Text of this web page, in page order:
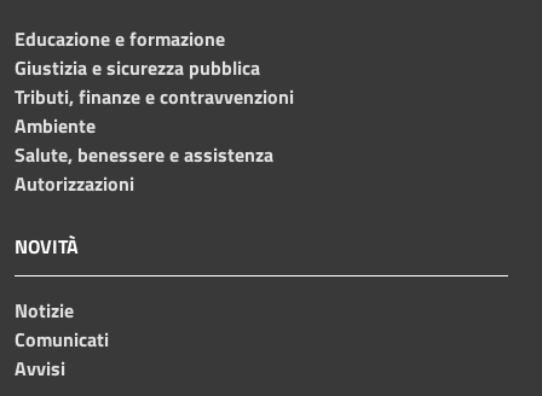
Educazione e formazione
Giustizia e sicurezza pubblica
Tributi, finanze e contravvenzioni
Ambiente
Salute, benessere e assistenza
Autorizzazioni
NOVITÀ
Notizie
Comunicati
Avvisi